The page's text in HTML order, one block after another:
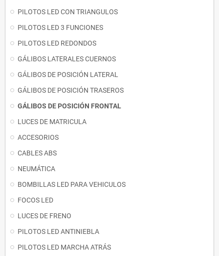
PILOTOS LED CON TRIANGULOS
PILOTOS LED 3 FUNCIONES
PILOTOS LED REDONDOS
GÁLIBOS LATERALES CUERNOS
GÁLIBOS DE POSICIÓN LATERAL
GÁLIBOS DE POSICIÓN TRASEROS
GÁLIBOS DE POSICIÓN FRONTAL
LUCES DE MATRICULA
ACCESORIOS
CABLES ABS
NEUMÁTICA
BOMBILLAS LED PARA VEHICULOS
FOCOS LED
LUCES DE FRENO
PILOTOS LED ANTINIEBLA
PILOTOS LED MARCHA ATRÁS